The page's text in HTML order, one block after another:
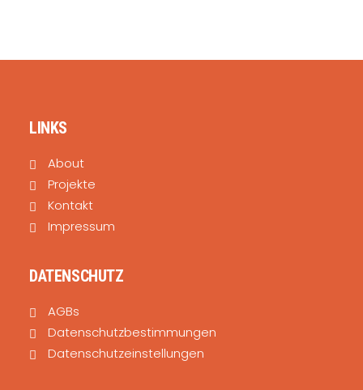
SEARCH
LINKS
About
Projekte
Kontakt
Impressum
DATENSCHUTZ
AGBs
Datenschutzbestimmungen
Datenschutzeinstellungen